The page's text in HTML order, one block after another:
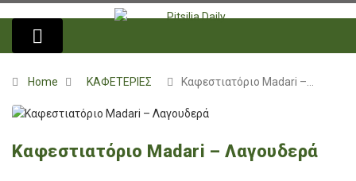
Home ΚΑΦΕΤΕΡΙΕΣ Καφεστιατόριο Madari –…
Καφεστιατόριο Madari – Λαγουδερά